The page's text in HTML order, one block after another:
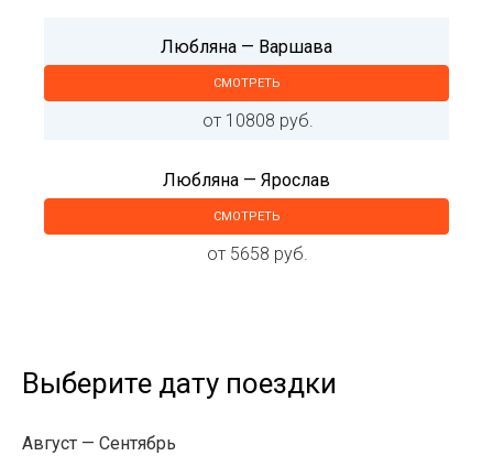
Любляна — Варшава
СМОТРЕТЬ
от 10808 руб.
Любляна — Ярослав
СМОТРЕТЬ
от 5658 руб.
Выберите дату поездки
Август Сентябрь